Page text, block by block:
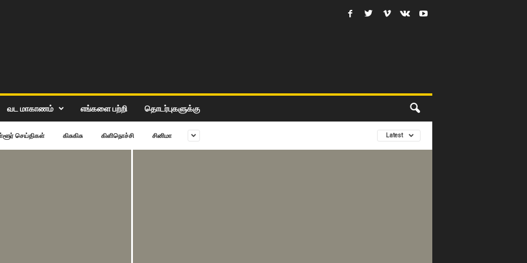
வட மாகாணம் எங்களை பற்றி தொடர்புகளுக்கு
செய்திகள் கிசு‌கிசு கிளிநொச்சி சி‌னிமா Latest